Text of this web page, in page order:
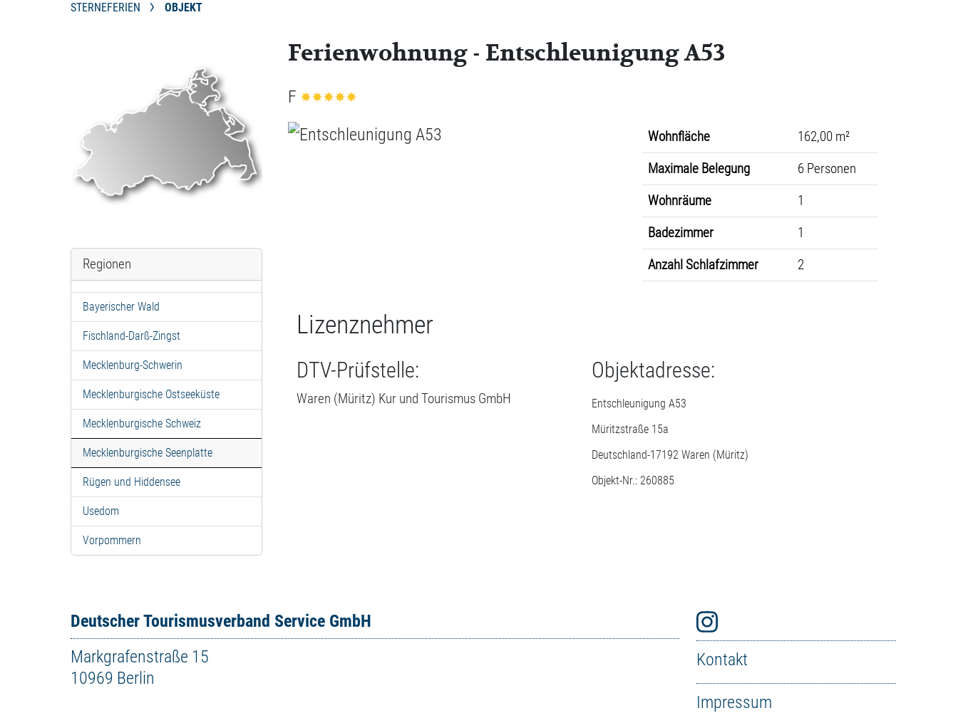
STERNEFERIEN OBJEKT
Regionen
Bayerischer Wald
Fischland-Darß-Zingst
Mecklenburg-Schwerin
Mecklenburgische Ostseeküste
Mecklenburgische Schweiz
Mecklenburgische Seenplatte
Rügen und Hiddensee
Usedom
Vorpommern
Ferienwohnung - Entschleunigung A53
F
Wohnfläche
162,00 m²
Maximale Belegung
6 Personen
Wohnräume
1
Badezimmer
1
Anzahl Schlafzimmer
2
Lizenznehmer
DTV-Prüfstelle:
Waren (Müritz) Kur und Tourismus GmbH
Objektadresse:
Entschleunigung A53
Müritzstraße 15a
Deutschland-17192 Waren (Müritz)
Objekt-Nr.: 260885
Deutscher Tourismusverband Service GmbH
Markgrafenstraße 15
10969 Berlin
Kontakt
Impressum